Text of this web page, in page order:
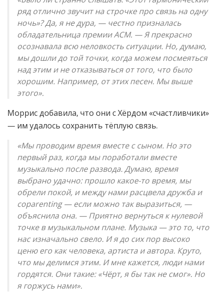
ряд отлично звучит на строчке про связь на одну
ночь»? Да, я не дура, — честно призналась
обладательница премии ACM. — Я прекрасно
осознавала всю неловкость ситуации. Но, думаю,
мы дошли до той точки, когда можем посмеяться
над этим и не отказываться от того, что было
хорошим. Например, от этих песен. Мы выше
этого».
Моррис добавила, что они с Хёрдом «счастливчики»
— им удалось сохранить тёплую связь.
«Мы проводим время вместе с сыном. Но это
первый раз, когда мы поработали вместе
музыкально после развода. Думаю, время
выбрано удачно: прошло какое-то время, мы
обрели покой, и между нами расцвела дружба и
coparenting — если можно так выразиться, —
объяснила она. — Приятно вернуться к нулевой
точке в музыкальном плане. Музыка — это то, что
нас изначально свело. И я до сих пор высоко
ценю его как человека, артиста и автора. Круто,
что мы делимся этим. И мне кажется, люди нами
гордятся. Они такие: «Чёрт, я бы так не смог». Но
я горжусь нами».